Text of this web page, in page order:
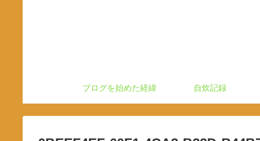
ブログを始めた経緯 自炊記録